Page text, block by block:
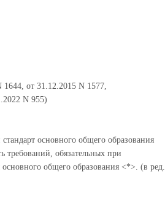
от 31.12.2015 N 1577,
N 955)
основного общего образования
требований, обязательных при
общего образования <*>. (в ред.